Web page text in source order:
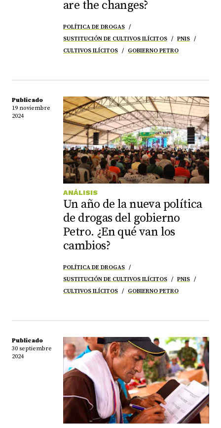
are the changes?
POLÍTICA DE DROGAS
SUSTITUCIÓN DE CULTIVOS ILÍCITOS
PNIS
CULTIVOS ILÍCITOS
GOBIERNO PETRO
Publicado
19 noviembre
2024
ANÁLISIS
Un año de la nueva política
de drogas del gobierno
Petro. ¿En qué van los
cambios?
POLÍTICA DE DROGAS
SUSTITUCIÓN DE CULTIVOS ILÍCITOS
PNIS
CULTIVOS ILÍCITOS
GOBIERNO PETRO
Publicado
30 septiembre
2024